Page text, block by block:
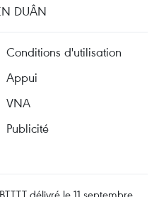
DUÂN
Conditions d'utilisation
Appui
VNA
Publicité